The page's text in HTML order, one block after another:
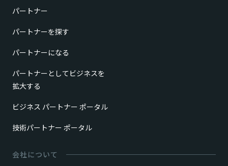
パートナー
パートナーを探す
パートナーになる
パートナーとしてビジネスを
拡大する
ビジネス パートナー ポータル
技術パートナー ポータル
会社について